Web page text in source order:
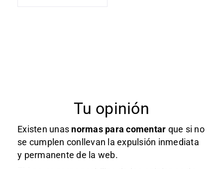
Tu opinión
Existen unas normas para comentar que si no
se cumplen conllevan la expulsión inmediata
y permanente de la web.